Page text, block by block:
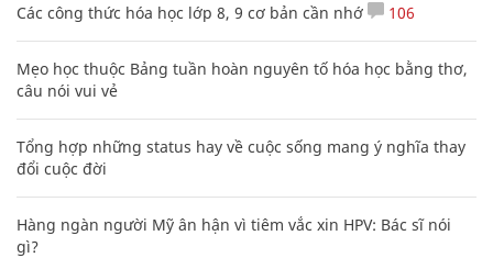
Các công thức hóa học lớp 8, 9 cơ bản cần nhớ 106
Mẹo học thuộc Bảng tuần hoàn nguyên tố hóa học bằng thơ,
câu nói vui vẻ
Tổng hợp những status hay về cuộc sống mang ý nghĩa thay
đổi cuộc đời
Hàng ngàn người Mỹ ân hận vì tiêm vắc xin HPV: Bác sĩ nói
gì?